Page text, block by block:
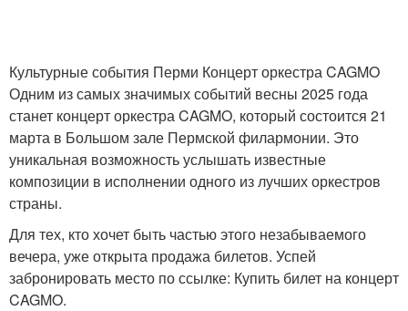
Культурные события Перми Концерт оркестра CAGMO
Одним из самых значимых событий весны 2025 года
станет концерт оркестра CAGMO, который состоится 21
марта в Большом зале Пермской филармонии. Это
уникальная возможность услышать известные
композиции в исполнении одного из лучших оркестров
страны.
Для тех, кто хочет быть частью этого незабываемого
вечера, уже открыта продажа билетов. Успей
забронировать место по ссылке: Купить билет на концерт
CAGMO.